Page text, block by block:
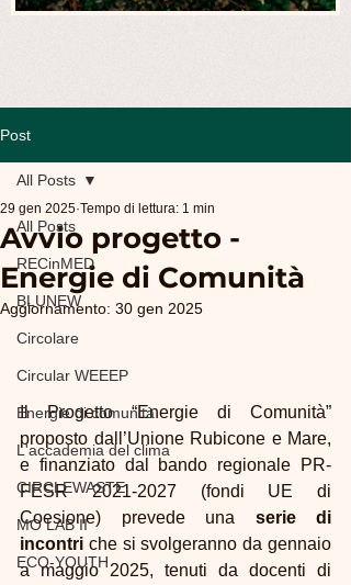
Post
All Posts
RECinMED
BLUNEW
Circolare
Circular WEEEP
Energie di comunità
L'accademia del clima
CIRCLEWASTE
MO LAB II
ECO-YOUTH
All Posts
Avvio progetto -
Energie di Comunità
29 gen 2025 Tempo di lettura: 1 min
Aggiornamento: 30 gen 2025
Il Progetto “Energie di Comunità”
proposto dall’Unione Rubicone e Mare,
e finanziato dal bando regionale PR-
FESR 2021-2027 (fondi UE di
Coesione) prevede una serie di
incontri che si svolgeranno da gennaio
a maggio 2025, tenuti da docenti di